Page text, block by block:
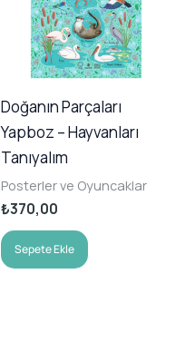
Doğanın Parçaları
Yapboz – Hayvanları
Tanıyalım
Posterler ve Oyuncaklar
₺370,00
Sepete Ekle